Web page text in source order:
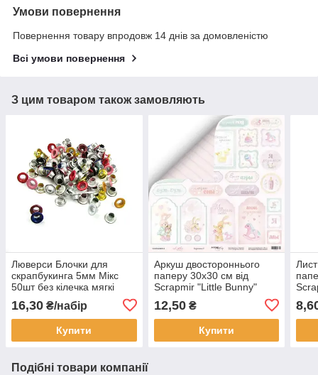
Умови повернення
Повернення товару впродовж 14 днів за домовленістю
Всі умови повернення
З цим товаром також замовляють
Люверси Блочки для
скрапбукинга 5мм Мікс
50шт без кілечка мягкі
16,30 ₴/набір
Купити
Аркуш двостороннього
паперу 30х30 см від
Scrapmir "Little Bunny"
SM2400010
12,50₴
Купити
1шт
Подібні товари компанії